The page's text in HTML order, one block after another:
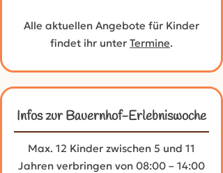
Alle aktuellen Angebote für Kinder
findet ihr unter Termine.
Infos zur Bauernhof-Erlebniswoche
Max. 12 Kinder zwischen 5 und 11
Jahren verbringen von 08:00 – 14:00